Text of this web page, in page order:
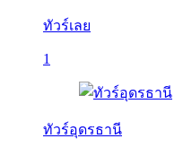
ทัวร์เลย
1
ทัวร์อุดรธานี